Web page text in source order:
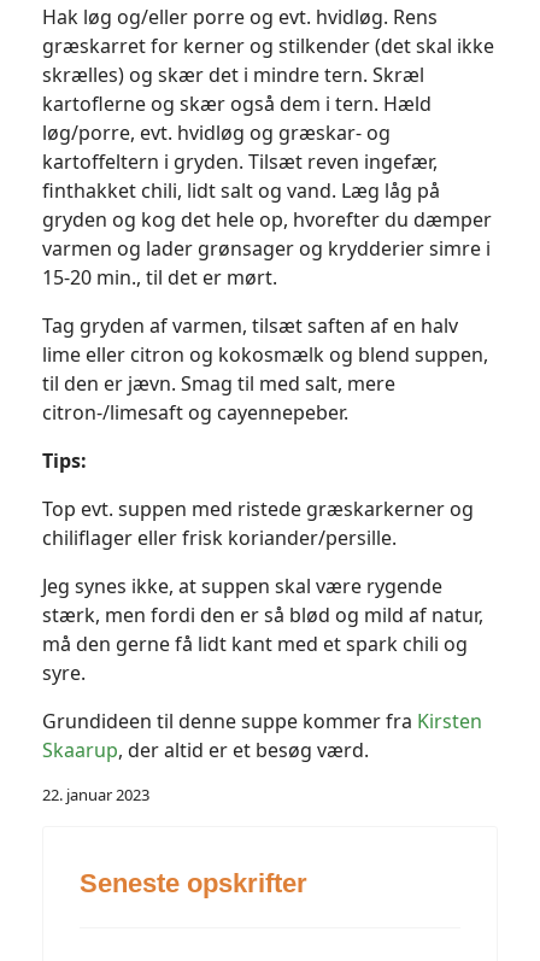
Hak løg og/eller porre og evt. hvidløg. Rens
græskarret for kerner og stilkender (det skal ikke
skrælles) og skær det i mindre tern. Skræl
kartoflerne og skær også dem i tern. Hæld
løg/porre, evt. hvidløg og græskar- og
kartoffeltern i gryden. Tilsæt reven ingefær,
finthakket chili, lidt salt og vand. Læg låg på
gryden og kog det hele op, hvorefter du dæmper
varmen og lader grønsager og krydderier simre i
15-20 min., til det er mørt.
Tag gryden af varmen, tilsæt saften af en halv
lime eller citron og kokosmælk og blend suppen,
til den er jævn. Smag til med salt, mere
citron-/limesaft og cayennepeber.
Tips:
Top evt. suppen med ristede græskarkerner og
chiliflager eller frisk koriander/persille.
Jeg synes ikke, at suppen skal være rygende
stærk, men fordi den er så blød og mild af natur,
må den gerne få lidt kant med et spark chili og
syre.
Grundideen til denne suppe kommer fra Kirsten
Skaarup, der altid er et besøg værd.
22. januar 2023
Seneste opskrifter